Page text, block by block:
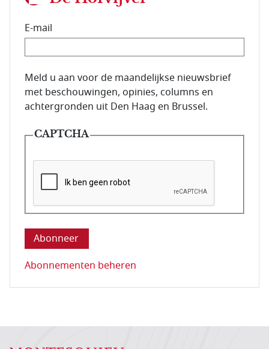
E-mail
E-mailadres van de abonnee.
Meld u aan voor de maandelijkse nieuwsbrief
met beschouwingen, opinies, columns en
achtergronden uit Den Haag en Brussel.
CAPTCHA
Deze vraag is om te controleren dat u een mens
Abonnementen beheren